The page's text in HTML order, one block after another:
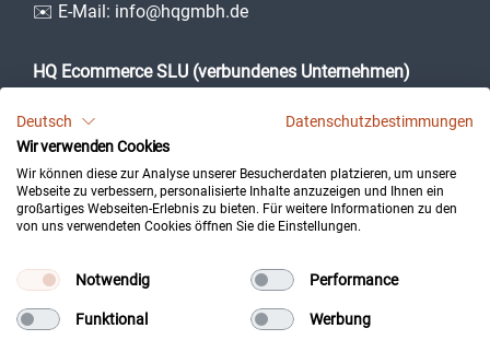
✉️ E-Mail: info@hqgmbh.de
HQ Ecommerce SLU (verbundenes Unternehmen)
07360 Lloseta (Illes Balears)
Spanien
Impressum
Kontakt
Cookie-Einstellungen
Deutsch
Datenschutzbestimmungen
Wir verwenden Cookies
Wir können diese zur Analyse unserer Besucherdaten platzieren, um unsere
Webseite zu verbessern, personalisierte Inhalte anzuzeigen und Ihnen ein
großartiges Webseiten-Erlebnis zu bieten. Für weitere Informationen zu den
von uns verwendeten Cookies öffnen Sie die Einstellungen.
Notwendig Performance
Funktional Werbung